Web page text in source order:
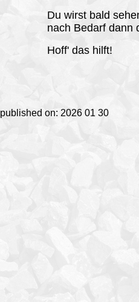
Du wirst bald
nach Bedarf dann
Hoff' das hilft!
published on: 2026 01 30